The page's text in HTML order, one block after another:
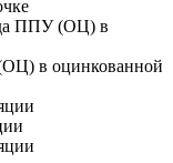
ППУ (ОЦ) в
в оцинкованной